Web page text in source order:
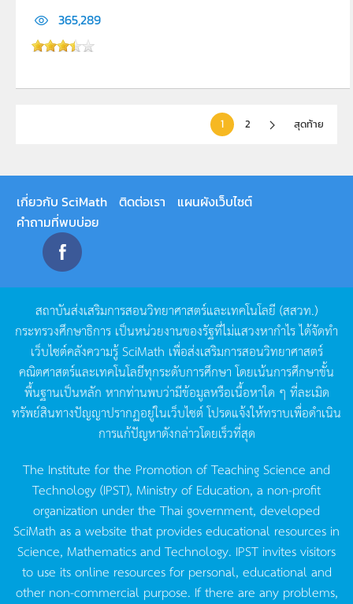
365,289
1 2 สุดท้าย
เกี่ยวกับ SciMath ติดต่อเรา
แผนผังเว็บไซต์
คำถามที่พบบ่อย
สถาบันส่งเสริมการสอนวิทยาศาสตร์และเทคโนโลยี (สสวท.)
กระทรวงศึกษาธิการ เป็นหน่วยงานของรัฐที่ไม่แสวงหากำไรได้จัดทำ
เว็บไซต์คลังความรู้SciMath เพื่อส่งเสริมการสอนวิทยาศาสตร์
คณิตศาสตร์และเทคโนโลยีทุกระดับการศึกษา โดยเน้นการศึกษาขั้น
พื้นฐานเป็นหลัก หากท่านพบว่ามีข้อมูลหรือเนื้อหาใด ๆ ที่ละเมิด
ทรัพย์สินทางปัญญาปรากฏอยู่ในเว็บไซต์โปรดแจ้งให้ทราบเพื่อดำเนิน
การแก้ปัญหาดังกล่าวโดยเร็วที่สุด
The Institute for the Promotion of Teaching Science and
Technology (IPST), Ministry of Education, a non-profit
organization under the Thai government, developed
SciMath as a website that provides educational resources in
Science, Mathematics and Technology. IPST invites visitors
to use its online resources for personal, educational and
other non-commercial purpose. If there are any problems,